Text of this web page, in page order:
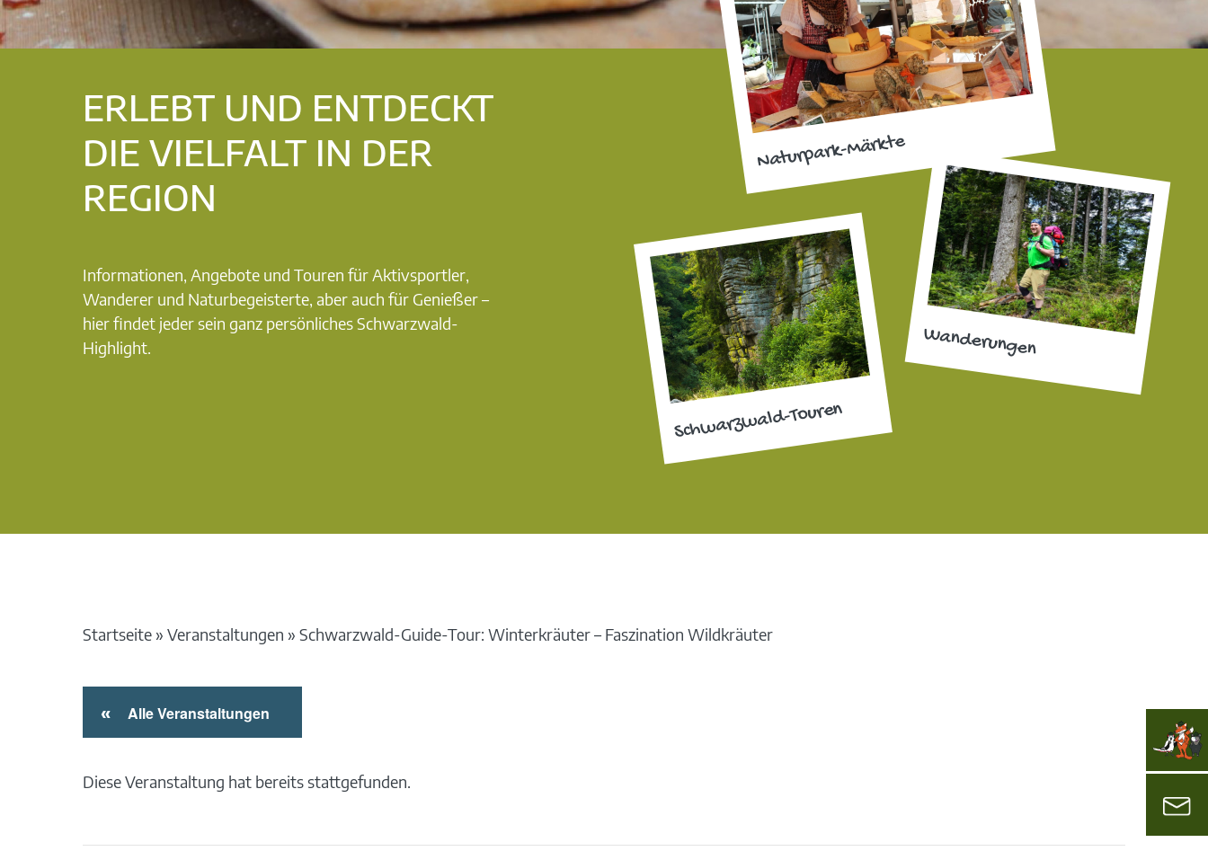
ERLEBT UND ENTDECKT
DIE VIELFALT IN DER
REGION
Informationen, Angebote und Touren für Aktivsportler,
Wanderer und Naturbegeisterte, aber auch für Genießer –
hier findet jeder sein ganz persönliches Schwarzwald-
Highlight.
Naturpark-Märkte
Wanderungen
Schwarzwald-Touren
Startseite» Veranstaltungen » Schwarzwald-Guide-Tour: Winterkräuter – Faszination Wildkräuter
« Alle Veranstaltungen
Diese Veranstaltung hat bereits stattgefunden.